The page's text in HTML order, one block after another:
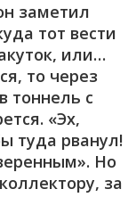
заметил
тот вести
или…
то через
тоннель с
«Эх,
туда рванул!
Но
за